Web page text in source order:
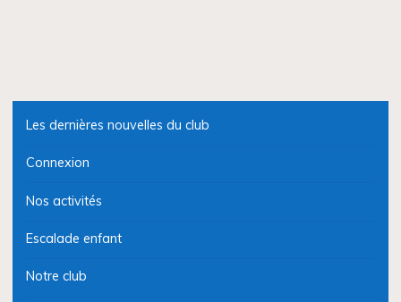
Les dernières nouvelles du club
Connexion
Nos activités
Escalade enfant
Notre club